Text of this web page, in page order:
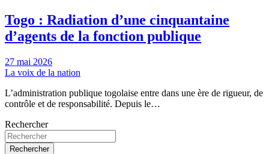
Togo : Radiation d’une cinquantaine
d’agents de la fonction publique
27 mai 2026
La voix de la nation
L’administration publique togolaise entre dans une ère de rigueur, de
contrôle et de responsabilité. Depuis le…
Rechercher
Rechercher